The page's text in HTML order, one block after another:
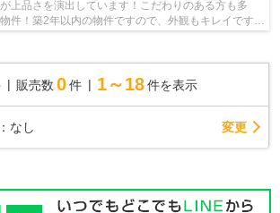
上品さを演出しています！こだわりのある方も多
件！築2年以内の物件ですので、外観もキレイです！
販売数 0 件 1～18 件を表示
なし 変更